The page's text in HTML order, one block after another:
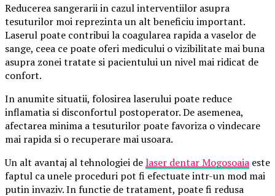
Reducerea sangerarii in cazul interventiilor asupra
tesuturilor moi reprezinta un alt beneficiu important.
Laserul poate contribui la coagularea rapida a vaselor de
sange, ceea ce poate oferi medicului o vizibilitate mai buna
asupra zonei tratate si pacientului un nivel mai ridicat de
confort.
In anumite situatii, folosirea laserului poate reduce
inflamatia si disconfortul postoperator. De asemenea,
afectarea minima a tesuturilor poate favoriza o vindecare
mai rapida si o recuperare mai usoara.
Un alt avantaj al tehnologiei delaser dentar Mogosoaia este
faptul ca unele proceduri pot fi efectuate intr-un mod mai
putin invaziv. In functie de tratament, poate fi redusa